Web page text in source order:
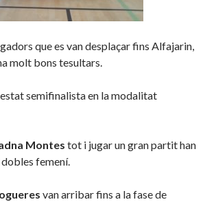
que es van desplaçar fins Alfajarin,
molt bons tesultars.
semifinalista en la modalitat
Montes tot i jugar un gran partit han
femení.
van arribar fins a la fase de